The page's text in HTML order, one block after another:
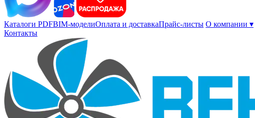
Каталоги PDFBIM-моделиОплата и доставкаПрайс-листы О компании ▾
Контакты